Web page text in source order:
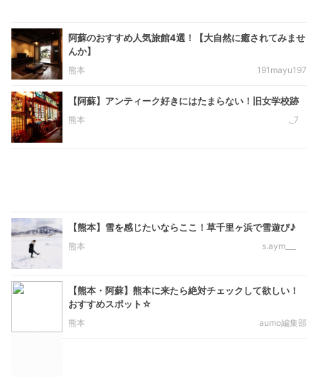
阿蘇のおすすめ人気旅館4選！【大自然に癒されてみませ
んか】
熊本 191mayu197
【阿蘇】アンティーク好きにはたまらない！旧女学校跡
熊本 ._7
【熊本】雪を感じたいならここ！草千里ヶ浜で雪遊び♪
熊本 s.aym___
【熊本・阿蘇】熊本に来たら絶対チェックして欲しい！
おすすめスポット☆
熊本 aumo編集部